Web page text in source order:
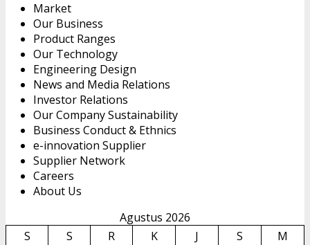
Market
Our Business
Product Ranges
Our Technology
Engineering Design
News and Media Relations
Investor Relations
Our Company Sustainability
Business Conduct & Ethnics
e-innovation Supplier
Supplier Network
Careers
About Us
Agustus 2026
S
S R K J S
M